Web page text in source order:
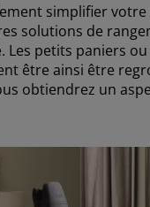
simplifier
solutions de
Les petits paniers
être ainsi être
obtiendrez un